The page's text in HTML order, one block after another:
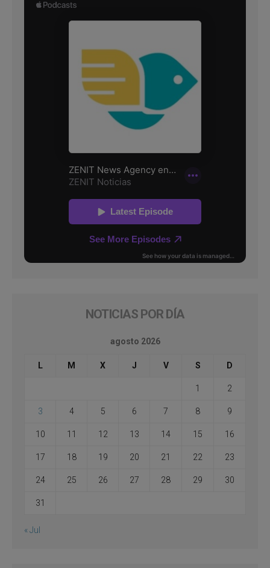
NOTICIAS POR DÍA
agosto 2026
L M X J V S D
1 2
3 4 5 6 7 8 9
10 11 12 13 14 15 16
17 18 19 20 21 22 23
24 25 26 27 28 29 30
31
« Jul